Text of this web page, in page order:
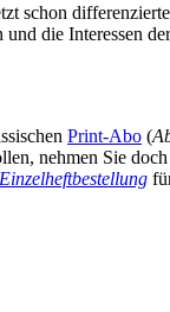
schon
die Interessen
Print-Abo (
nehmen Sie
Einzelheftbestellung